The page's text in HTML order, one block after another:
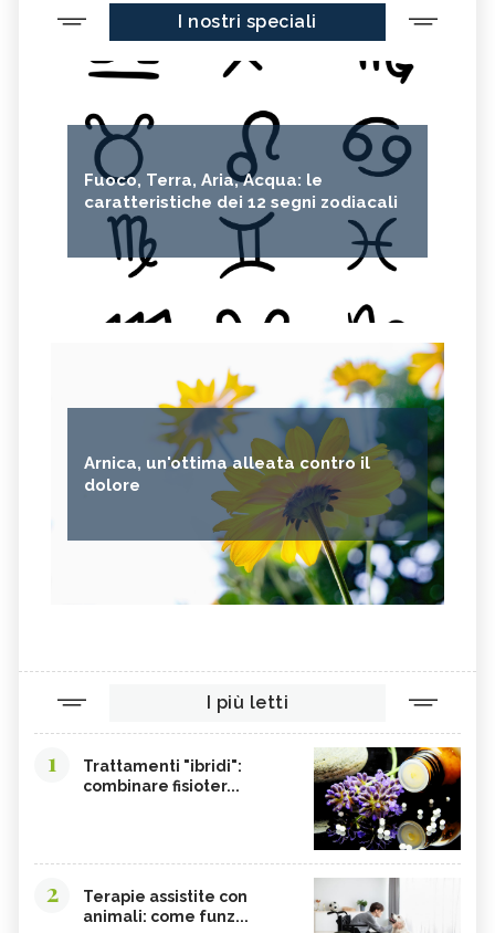
I nostri speciali
Fuoco, Terra, Aria, Acqua: le
caratteristiche dei 12 segni zodiacali
Arnica, un'ottima alleata contro il
dolore
I più letti
1
Trattamenti "ibridi":
combinare fisioter...
2
Terapie assistite con
animali: come funz...